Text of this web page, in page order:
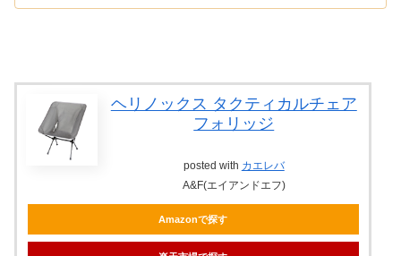
ヘリノックス タクティカルチェア
フォリッジ
posted with カエレバ
A&F(エイアンドエフ)
Amazonで探す